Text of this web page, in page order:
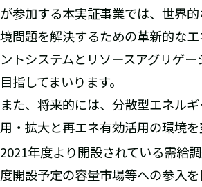
が参加する本実証事業では、世界
境問題を解決するための革新的な
ントシステムとリソースアグリゲ
目指してまいります。
また、将来的には、分散型エネル
用・拡大と再エネ有効活用の環境を
2021年度より開設されている需給
度開設予定の容量市場等への参入